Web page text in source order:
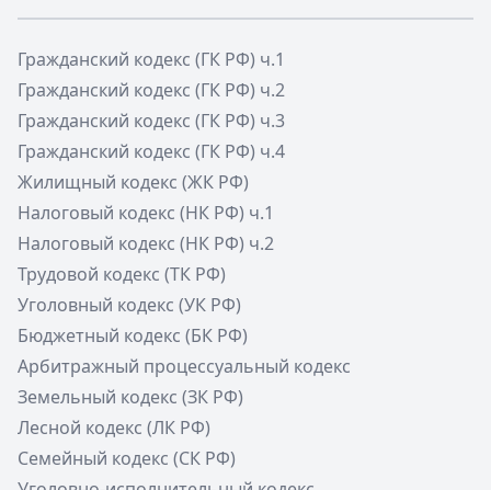
Гражданский кодекс (ГК РФ) ч.1
Гражданский кодекс (ГК РФ) ч.2
Гражданский кодекс (ГК РФ) ч.3
Гражданский кодекс (ГК РФ) ч.4
Жилищный кодекс (ЖК РФ)
Налоговый кодекс (НК РФ) ч.1
Налоговый кодекс (НК РФ) ч.2
Трудовой кодекс (ТК РФ)
Уголовный кодекс (УК РФ)
Бюджетный кодекс (БК РФ)
Арбитражный процессуальный кодекс
Земельный кодекс (ЗК РФ)
Лесной кодекс (ЛК РФ)
Семейный кодекс (СК РФ)